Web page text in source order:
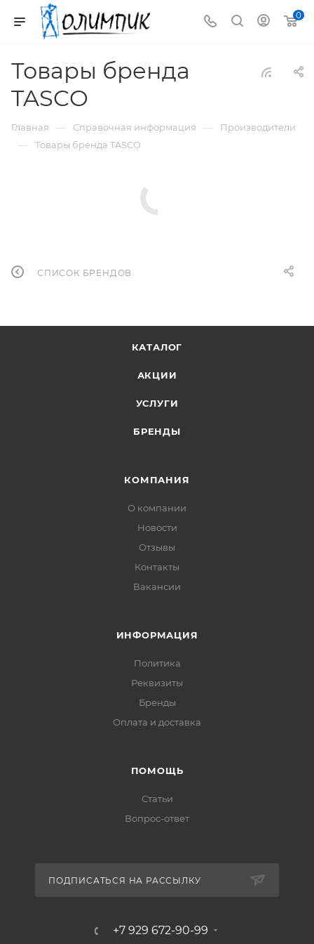
0
Товары бренда
TASCO
Главная — Справочная информация — Производители
— Товары бренда TASCO
СПИСОК БРЕНДОВ
КАТАЛОГ
АКЦИИ
УСЛУГИ
БРЕНДЫ
КОМПАНИЯ
О компании
Новости
Отзывы
Контакты
Вакансии
ИНФОРМАЦИЯ
Политика
Реквизиты
Бренды
Оплата и доставка
ПОМОЩЬ
Статьи
Вопрос-ответ
ПОДПИСАТЬСЯ НА РАССЫЛКУ
+7 929 672-90-99